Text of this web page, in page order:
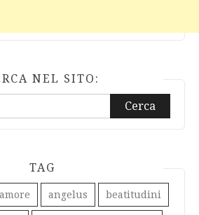
NEL SITO:
TAG
amore angelus beatitudini